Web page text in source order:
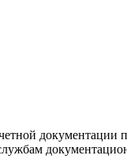
документации